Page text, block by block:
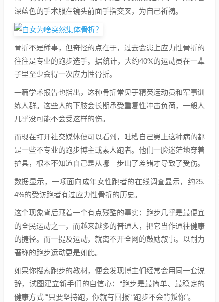
深蓝色的手术服在镜头前面手指交叉，为自己祈祷。
骨折不是稀事，但奇怪的点在于，过去会患上应力性骨折的
往往是专业的跑步选手。据统计，大约40%的运动员在一辈
子里至少会得一次应力性骨折。
一篇学术报告也指出，这种骨折常见于精英运动员和军事训
练人群。这些人的下肢会长期承受重复性冲击负荷，一般人
几乎没可能不会受这样的伤。
而现在打开社交媒体便可以看到，吐槽自己患上这种病的都
是一些不专业的跑步博主或素人跑者。他们一脸迷茫地穿着
护具，根本不知道自己是从哪一步出了差错才导致了受伤。
数据显示，一项面向成年女性跑者的在线调查显示，约25.
4%的受访跑者有过应力性骨折的历史。
这个现象背后藏着一个有点残酷的事实：跑步几乎是最便宜
的全民运动之一，而越来越多的普通人，把它当作通往健康
的捷径。而一提及运动，就离不开全网的鼓励叙事。以耐力
著称的跑步运动更是如此。
如果你搜索跑步的教材，便会发现博主们经常会用同一套说
辞，试图建立新手们的自信心：“跑步是最简单、最稳定的
健康方式”“只要坚持跑，你就有回报”“跑步不会背叛你”。